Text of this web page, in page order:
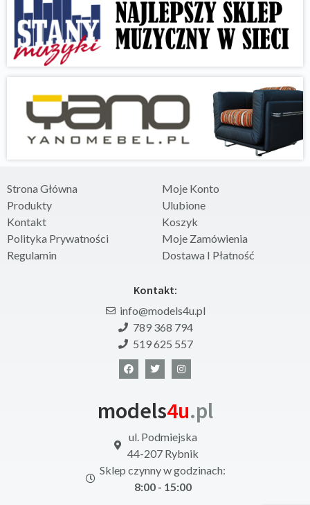
Strona Główna
Produkty
Kontakt
Polityka Prywatności
Regulamin
Moje Konto
Ulubione
Koszyk
Moje Zamówienia
Dostawa I Płatność
Kontakt:
info@models4u.pl
789 368 794
519 625 557
models4u.pl
ul. Podmiejska
44-207 Rybnik
Sklep czynny w godzinach:
8:00 - 15:00